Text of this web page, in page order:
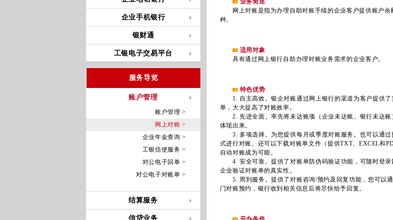
企业手机银行
银财通
工银电子交易平台
服务导览
账户管理
账户管理 >
网上对账 >
企业年金查询 >
工银信使服务 >
对公电子回单 >
对公电子对账单 >
结算服务
信贷业务
业务简述
网上对账是指为办理自助对账手续的企业客户提供账户余
种。
适用对象
具有通过网上银行自助办理对账业务需求的企业客户。
特色优势
1. 自主高效。银企对账通过网上银行的渠道为客户提供了
单，大大提高了对账效率。
2. 先进全面。率先将未达账项（企业未达账、银行未达账
体现出来。
3. 多项选择。为您提供每月或季度对账服务。也可以通过
式进行对账。还可以下载对账单文件（提供TXT、EXCEL和
自动对账成为可能。
4. 安全可靠。提供了对账单防伪码验证功能，可随时登录
企业验证对账单的真实性。
5. 周到服务。提供了对账咨询/预约及回复功能，您可以
门对账预约，银行收到相关信息后将尽快给予回复。